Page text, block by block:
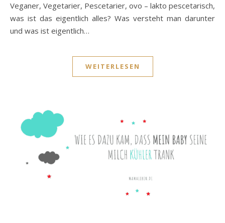
Veganer, Vegetarier, Pescetarier, ovo – lakto pescetarisch,
was ist das eigentlich alles? Was versteht man darunter
und was ist eigentlich…
WEITERLESEN